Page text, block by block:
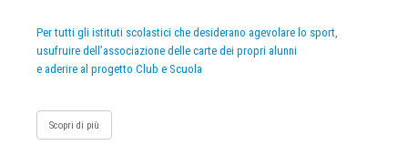
Per tutti gli istituti scolastici che desiderano agevolare lo sport,
usufruire dell’associazione delle carte dei propri alunni
e aderire al progetto Club e Scuola
Scopri di più